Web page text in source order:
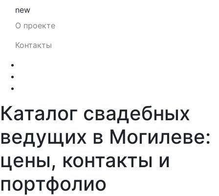
new
О проекте
Контакты
Каталог свадебных
ведущих в Могилеве:
цены, контакты и
портфолио